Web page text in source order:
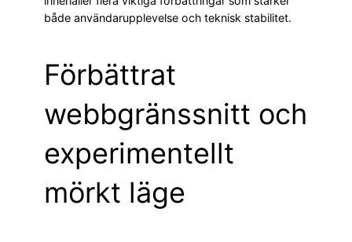
både användarupplevelse och teknisk stabilitet.
Förbättrat
webbgränssnitt och
experimentellt
mörkt läge